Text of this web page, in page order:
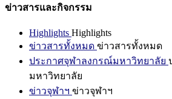
ข่าวสารและกิจกรรม
Highlights Highlights
ข่าวสารทั้งหมด ข่าวสารทั้งหมด
ประกาศจุฬาลงกรณ์มหาวิทยาลัย
มหาวิทยาลัย
ข่าวจุฬาฯ ข่าวจุฬาฯ